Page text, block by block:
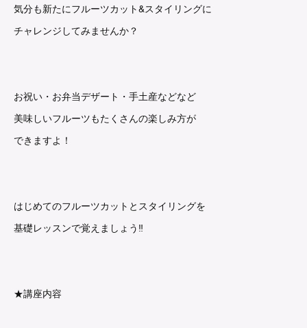
気分も新たにフルーツカット&スタイリングに
チャレンジしてみませんか？
お祝い・お弁当デザート・手土産などなど
美味しいフルーツもたくさんの楽しみ方が
できますよ！
はじめてのフルーツカットとスタイリングを
基礎レッスンで覚えましょう‼︎
★講座内容